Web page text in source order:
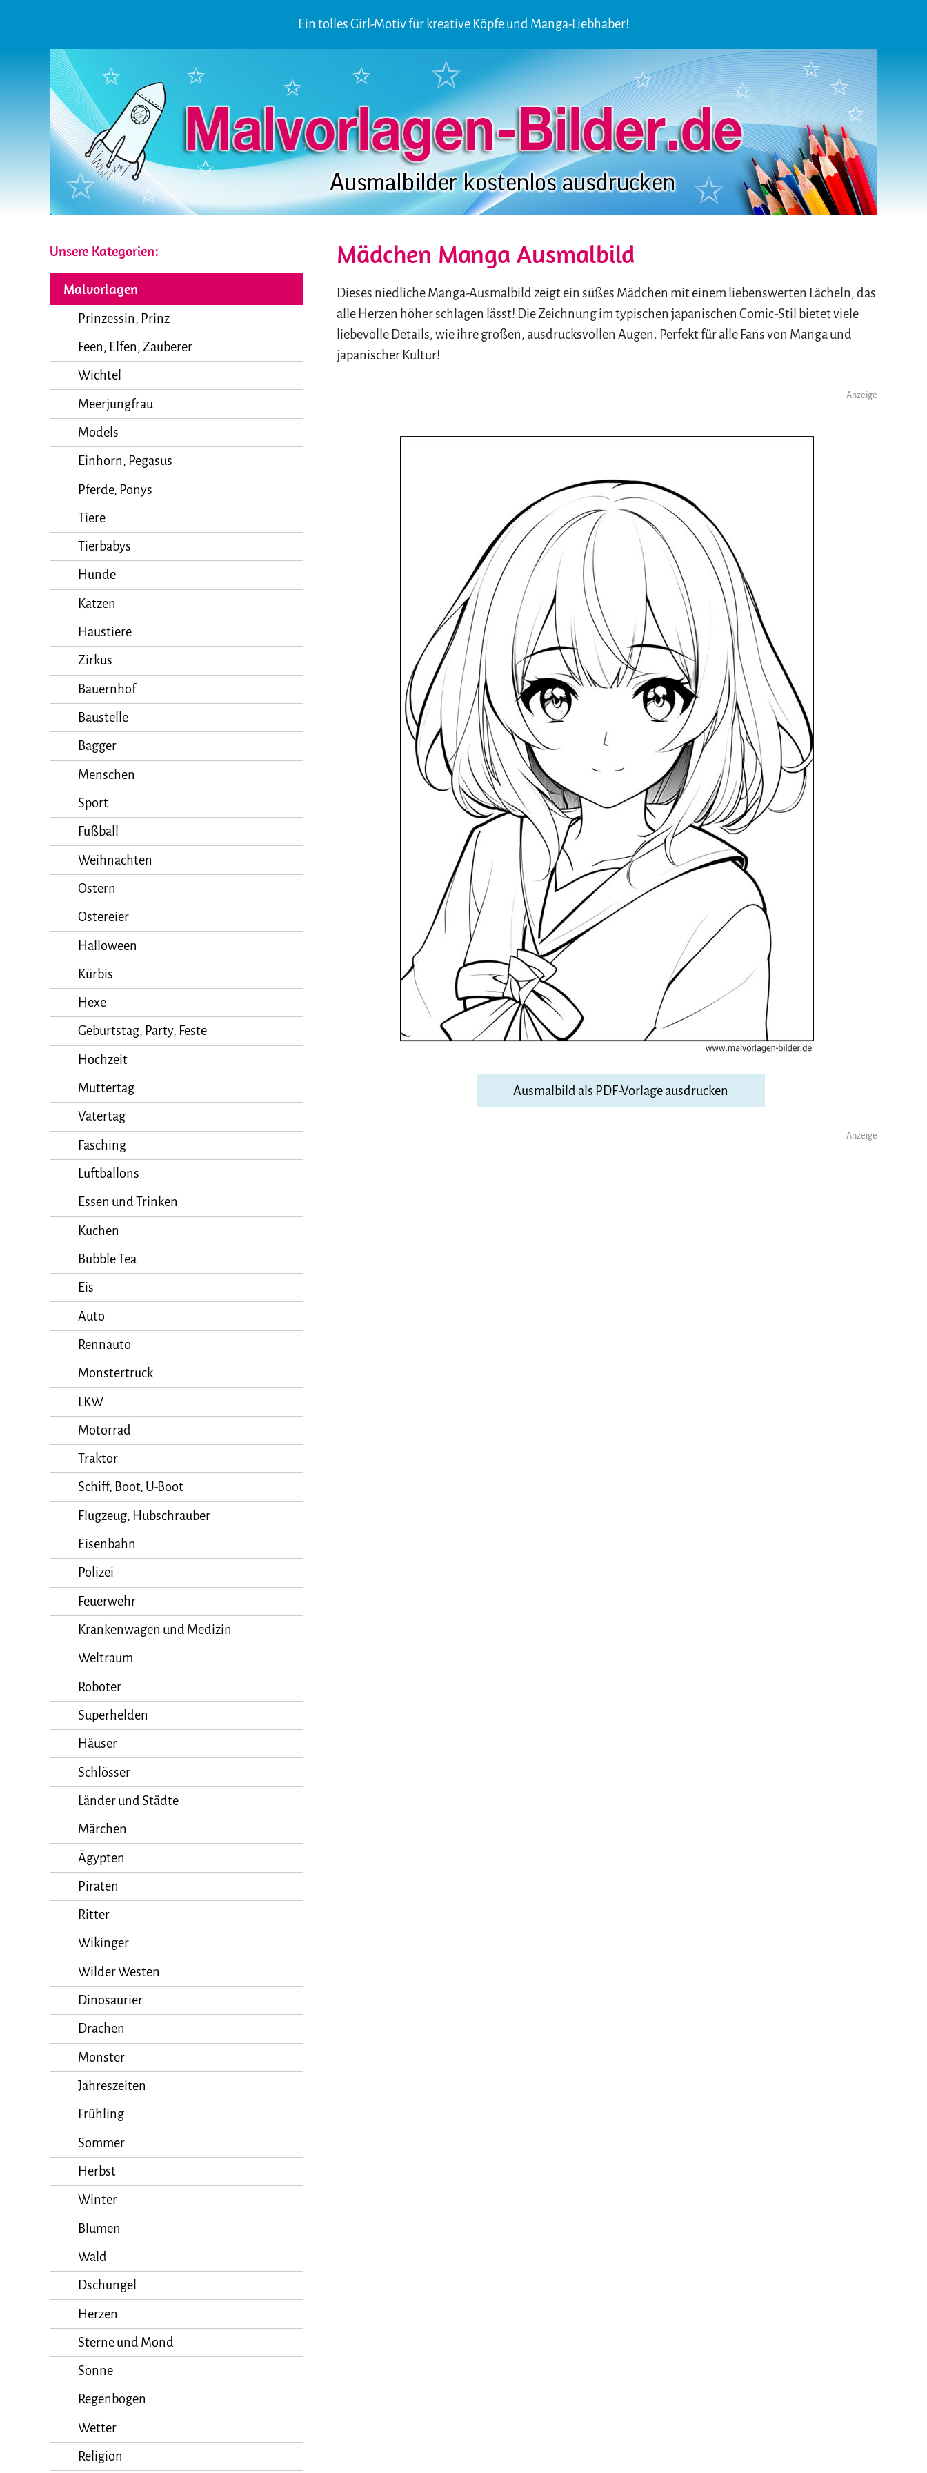
Ein tolles Girl-Motiv für kreative Köpfe und Manga-Liebhaber!
Unsere Kategorien:
Malvorlagen
Prinzessin, Prinz
Feen, Elfen, Zauberer
Wichtel
Meerjungfrau
Models
Einhorn, Pegasus
Pferde, Ponys
Tiere
Tierbabys
Hunde
Katzen
Haustiere
Zirkus
Bauernhof
Baustelle
Bagger
Menschen
Sport
Fußball
Weihnachten
Ostern
Ostereier
Halloween
Kürbis
Hexe
Geburtstag, Party, Feste
Hochzeit
Muttertag
Vatertag
Fasching
Luftballons
Essen und Trinken
Kuchen
Bubble Tea
Eis
Auto
Rennauto
Monstertruck
LKW
Motorrad
Traktor
Schiff, Boot, U-Boot
Flugzeug, Hubschrauber
Eisenbahn
Polizei
Feuerwehr
Krankenwagen und Medizin
Weltraum
Roboter
Superhelden
Häuser
Schlösser
Länder und Städte
Märchen
Ägypten
Piraten
Ritter
Wikinger
Wilder Westen
Dinosaurier
Drachen
Monster
Jahreszeiten
Frühling
Sommer
Herbst
Winter
Blumen
Wald
Dschungel
Herzen
Sterne und Mond
Sonne
Regenbogen
Wetter
Religion
Mädchen Manga Ausmalbild
Dieses niedliche Manga-Ausmalbild zeigt ein süßes Mädchen mit einem liebenswerten Lächeln, das
alle Herzen höher schlagen lässt! Die Zeichnung im typischen japanischen Comic-Stil bietet viele
liebevolle Details, wie ihre großen, ausdrucksvollen Augen. Perfekt für alle Fans von Manga und
japanischer Kultur!
Anzeige
Ausmalbild als PDF-Vorlage ausdrucken
Anzeige